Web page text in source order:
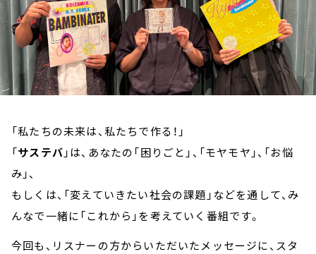
「私たちの未来は、私たちで作る！」
「サステバ 」は、あなたの「困りごと」、「モヤモヤ」、「お悩
み」、
もしくは、「変えていきたい社会の課題」などを通して、み
んなで一緒に「これから」を考えていく番組です。
今回も、リスナーの方からいただいたメッセージに、スタ